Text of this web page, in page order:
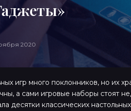
2020
игр много поклонников, но их
а сами игровые наборы стоят
десятки классических